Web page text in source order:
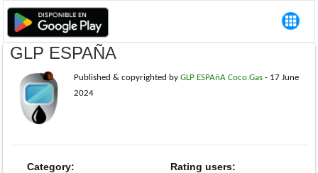
GLP ESPAÑA
Published & copyrighted byGLP ESPAñA Coco.Gas - 17 June
2024
Category: Rating users: